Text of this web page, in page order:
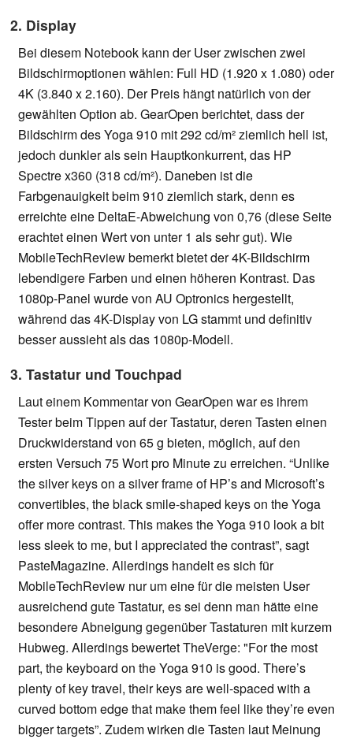
2. Display
Bei diesem Notebook kann der User zwischen zwei
Bildschirmoptionen wählen: Full HD (1.920 x 1.080) oder
4K (3.840 x 2.160). Der Preis hängt natürlich von der
gewählten Option ab. GearOpen berichtet, dass der
Bildschirm des Yoga 910 mit 292 cd/m² ziemlich hell ist,
jedoch dunkler als sein Hauptkonkurrent, das HP
Spectre x360 (318 cd/m²). Daneben ist die
Farbgenauigkeit beim 910 ziemlich stark, denn es
erreichte eine DeltaE-Abweichung von 0,76 (diese Seite
erachtet einen Wert von unter 1 als sehr gut). Wie
MobileTechReview bemerkt bietet der 4K-Bildschirm
lebendigere Farben und einen höheren Kontrast. Das
1080p-Panel wurde von AU Optronics hergestellt,
während das 4K-Display von LG stammt und definitiv
besser aussieht als das 1080p-Modell.
3. Tastatur und Touchpad
Laut einem Kommentar von GearOpen war es ihrem
Tester beim Tippen auf der Tastatur, deren Tasten einen
Druckwiderstand von 65 g bieten, möglich, auf den
ersten Versuch 75 Wort pro Minute zu erreichen. “Unlike
the silver keys on a silver frame of HP’s and Microsoft’s
convertibles, the black smile-shaped keys on the Yoga
offer more contrast. This makes the Yoga 910 look a bit
less sleek to me, but I appreciated the contrast”, sagt
PasteMagazine. Allerdings handelt es sich für
MobileTechReview nur um eine für die meisten User
ausreichend gute Tastatur, es sei denn man hätte eine
besondere Abneigung gegenüber Tastaturen mit kurzem
Hubweg. Allerdings bewertet TheVerge: "For the most
part, the keyboard on the Yoga 910 is good. There’s
plenty of key travel, their keys are well-spaced with a
curved bottom edge that make them feel like they’re even
bigger targets”. Zudem wirken die Tasten laut Meinung